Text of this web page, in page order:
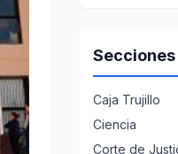
Secciones
Caja Trujillo
Ciencia
Corte de